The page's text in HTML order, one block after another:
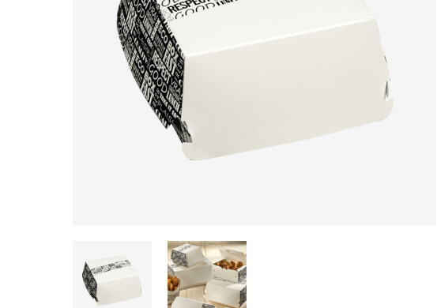
Coffrets À Partager